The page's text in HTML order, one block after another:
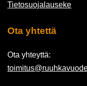
Tietosuojalauseke
Ota yhtettä
Ota yhteyttä: